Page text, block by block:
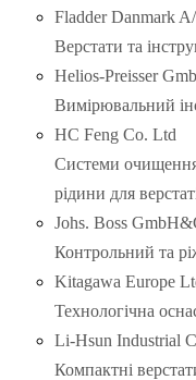
Fladder Danmark
Верстати та
Helios-Preisser
Вимірювальний
HC Feng Co. Ltd
Системи
рідини для
Johs. Boss
Контрольний та
Kitagawa Europe
Технологічна
Li-Hsun Industrial
Компактні